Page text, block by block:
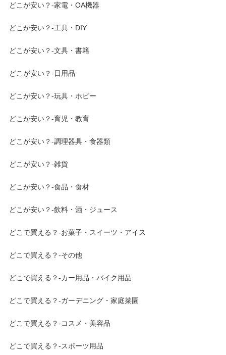
どこが安い？-家電・OA機器
どこが安い？-工具・DIY
どこが安い？-文具・書籍
どこが安い？-日用品
どこが安い？-玩具・ホビー
どこが安い？-育児・教育
どこが安い？-調理器具・食器類
どこが安い？-雑貨
どこが安い？-食品・食材
どこが安い？-飲料・酒・ジュース
どこで買える？-お菓子・スイーツ・アイス
どこで買える？-その他
どこで買える？-カー用品・バイク用品
どこで買える？-ガーデニング・家庭菜園
どこで買える？-コスメ・美容品
どこで買える？-スポーツ用品